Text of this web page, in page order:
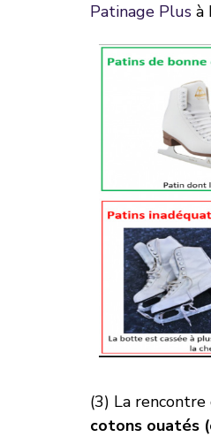
Patinage Plus à
(3) La
cotons ouatés